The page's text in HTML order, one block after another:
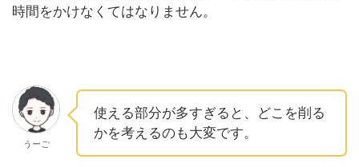
時間をかけなくてはなりません。
うーご
使える部分が多すぎると、どこを削る
かを考えるのも大変です。